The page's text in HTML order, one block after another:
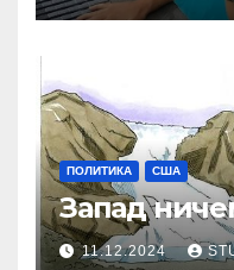
ПОЛИТИКА США
Запад
11.12.2024